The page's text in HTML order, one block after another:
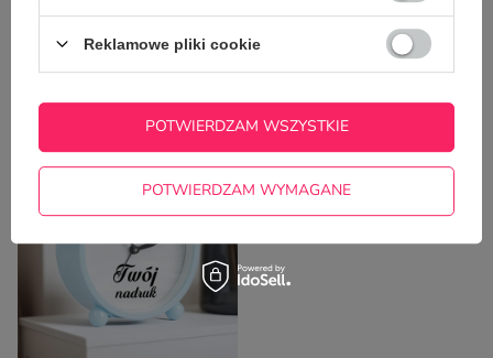
NAJCZĘŚCIEJ KUPOWANE Z
TYM TOWAREM
Reklamowe pliki cookie
POTWIERDZAM WYMAGANE
POTWIERDZAM WSZYSTKIE